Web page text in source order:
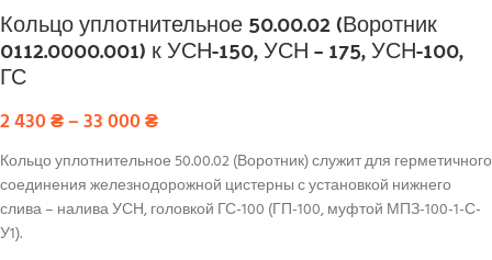
Кольцо уплотнительное 50.00.02 (Воротник
0112.0000.001) к УСН-150, УСН – 175, УСН-100,
ГС
2 430₴–33 000₴
Кольцо уплотнительное 50.00.02 (Воротник) служит для герметичного
соединения железнодорожной цистерны с установкой нижнего
слива – налива УСН, головкой ГС-100 (ГП-100, муфтой МПЗ-100-1-С-
У1).